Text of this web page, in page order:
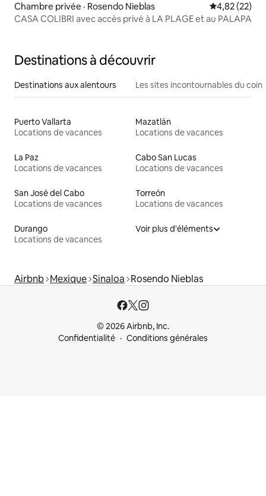
Chambre privée · Rosendo Nieblas Note
4,82 (22)
CASA COLIBRI avec accès privé à LA PLAGE et au PALAPA
Destinations à découvrir
Destinations aux alentours Les sites incontournables du coin
Puerto Vallarta
Locations de vacances
Mazatlán
Locations de vacances
La Paz
Locations de vacances
Cabo San Lucas
Locations de vacances
San José del Cabo
Locations de vacances
Torreón
Locations de vacances
Durango
Locations de vacances
Voir plus d'éléments
Airbnb Mexique Sinaloa Rosendo Nieblas
© 2026 Airbnb, Inc.
Confidentialité
Conditions générales